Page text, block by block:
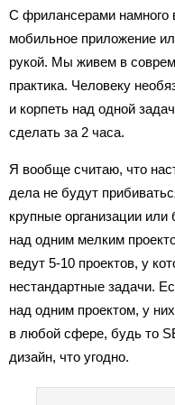
С фрилансерами намного
мобильное приложение
рукой. Мы живем в
практика. Человеку
и корпеть над одной
сделать за 2 часа.
Я вообще считаю, что
дела не будут
крупные организации или
над одним мелким
ведут 5-10 проектов, у
нестандартные задачи.
над одним проектом, у
в любой сфере, будь то
дизайн, что угодно.